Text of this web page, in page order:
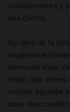
collaborateurs y
des clients.
Au-delà de la
expérience
démonstration,
vidéo, des zones
cuisine équipée
dans des